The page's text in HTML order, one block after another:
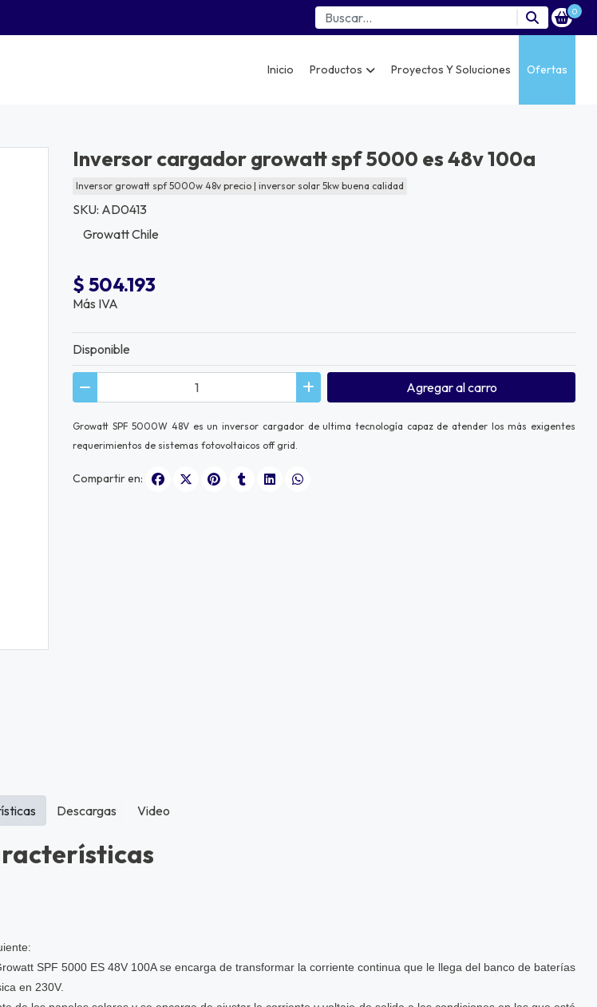
0
Inicio Productos Proyectos Y Soluciones Ofertas
Inversor cargador growatt spf 5000 es 48v 100a
Inversor growatt spf 5000w 48v precio | inversor solar 5kw buena calidad
SKU: AD0413
Growatt Chile
$ 504.193
Más IVA
Disponible
Agregaral carro
Growatt SPF 5000W 48V es un inversor cargador de ultima tecnología capaz de atender los más exigentes
requerimientos de sistemas fotovoltaicos off grid.
Compartir en:
SPF 5000 ES 48V 100A se encarga de transformar la corriente continua que le llega del banco de baterías
en 230V.
Descargas Video